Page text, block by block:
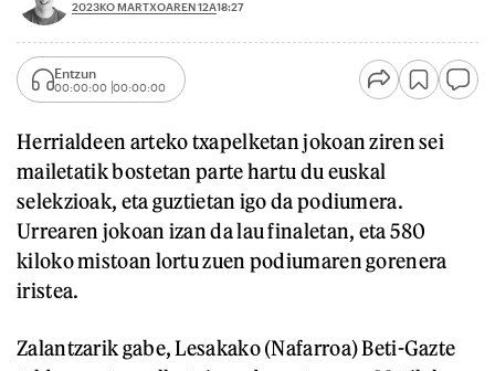
2023KO MARTXOAREN 12A18:27
Entzun
00:00:00 00:00:00
Herrialdeen arteko txapelketan jokoan ziren sei
mailetatik bostetan parte hartu du euskal
selekzioak, eta guztietan igo da podiumera.
Urrearen jokoan izan da lau finaletan, eta 580
kiloko mistoan lortu zuen podiumaren gorenera
iristea.
Zalantzarik gabe, Lesakako (Nafarroa) Beti-Gazte